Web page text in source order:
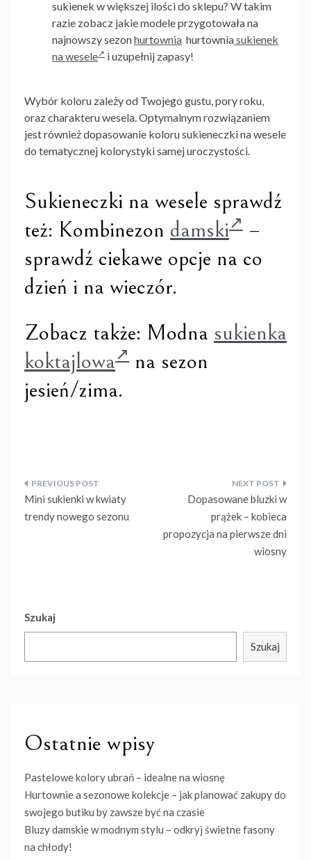
sukienek w większej ilości do sklepu? W takim
razie zobacz jakie modele przygotowała na
najnowszy sezonhurtownia hurtowniasukienek
na wesele
i uzupełnij zapasy!
Wybór koloru zależy od Twojego gustu, pory roku,
oraz charakteru wesela. Optymalnym rozwiązaniem
jest również dopasowanie kolorusukieneczki na wesele
do tematycznej kolorystyki samej uroczystości.
Sukieneczki na wesele sprawdź
też: Kombinezon damski
–
sprawdź ciekawe opcje na co
dzień i na wieczór.
Zobacz także: Modna sukienka
koktajlowa
na sezon
jesień/zima.
Nawigacja
wpisu
Mini sukienki w kwiaty
trendy nowego sezonu
Dopasowane bluzki w
prążek – kobieca
propozycja na pierwsze dni
wiosny
Szukaj
Szukaj
Ostatnie wpisy
Pastelowe kolory ubrań – idealne na wiosnę
Hurtownie a sezonowe kolekcje – jak planować zakupy do
swojego butiku by zawsze być na czasie
Bluzy damskie w modnym stylu – odkryj świetne fasony
na chłody!